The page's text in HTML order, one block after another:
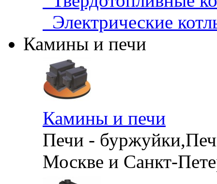
Электрические
Камины и печи
Камины и печи
Печи -
Москве и Санкт-